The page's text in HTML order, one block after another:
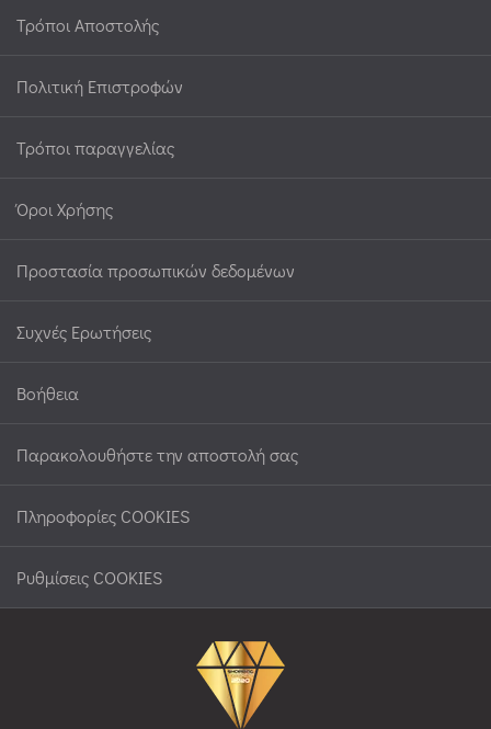
Τρόποι Αποστολής
Πολιτική Επιστροφών
Τρόποι παραγγελίας
Όροι Χρήσης
Προστασία προσωπικών δεδομένων
Συχνές Ερωτήσεις
Βοήθεια
Παρακολουθήστε την αποστολή σας
Πληροφορίες COOKIES
Ρυθμίσεις COOKIES